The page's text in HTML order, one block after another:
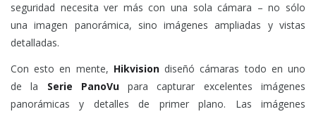
seguridad necesita ver más con una sola cámara – no sólo
una imagen panorámica, sino imágenes ampliadas y vistas
detalladas.
Con esto en mente, Hikvisiondiseñó cámaras todo en uno
de la Serie PanoVupara capturar excelentes imágenes
panorámicas y detalles de primer plano. Las imágenes